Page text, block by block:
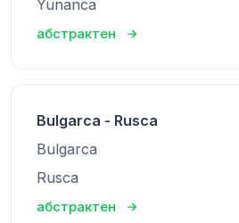
Yunanca
абстрактен
Bulgarca - Rusca
Bulgarca
Rusca
абстрактен